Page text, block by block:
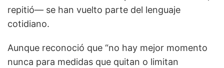
repitió— se han vuelto parte del lenguaje
cotidiano.
Aunque reconoció que “no hay mejor momento
nunca para medidas que quitan o limitan